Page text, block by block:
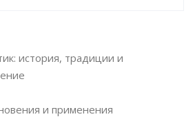
история, традиции и
и применения